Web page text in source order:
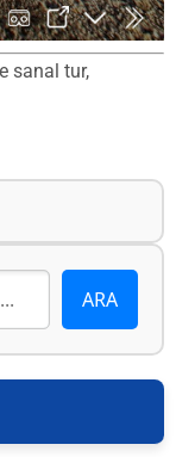
sanal tur,